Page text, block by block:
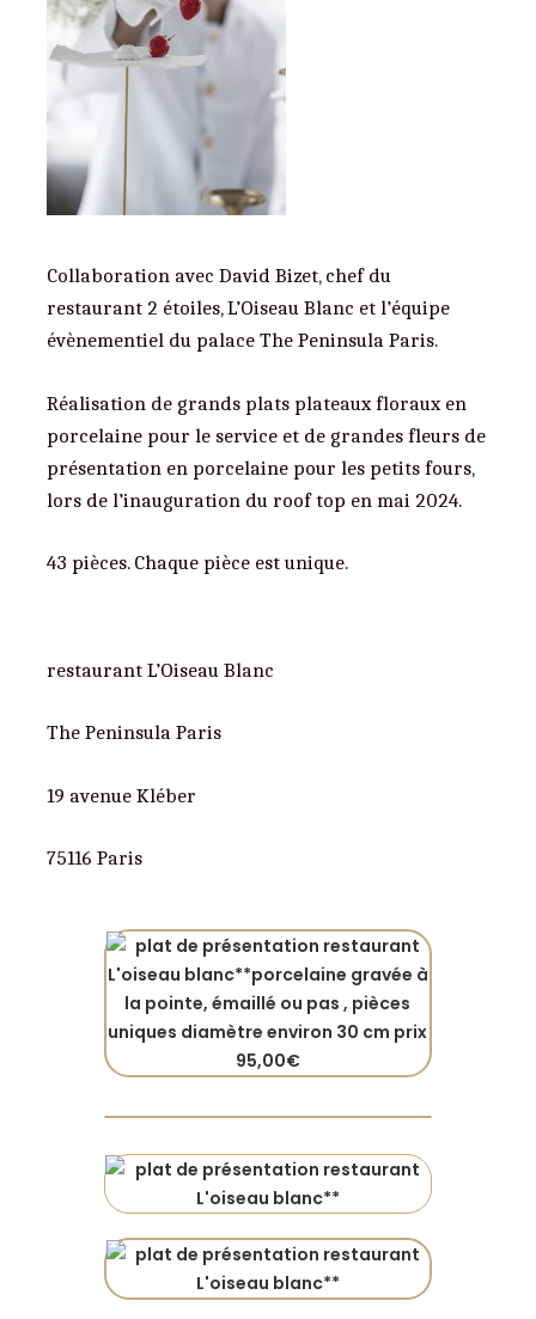
Collaboration avec David Bizet, chef du
restaurant 2 étoiles, L’Oiseau Blanc et l’équipe
évènementiel du palace The Peninsula Paris.
Réalisation de grands plats plateaux floraux en
porcelaine pour le service et de grandes fleurs de
présentation en porcelaine pour les petits fours,
lors de l’inauguration du roof top en mai 2024.
43 pièces. Chaque pièce est unique.
restaurant L’Oiseau Blanc
The Peninsula Paris
19 avenue Kléber
75116 Paris